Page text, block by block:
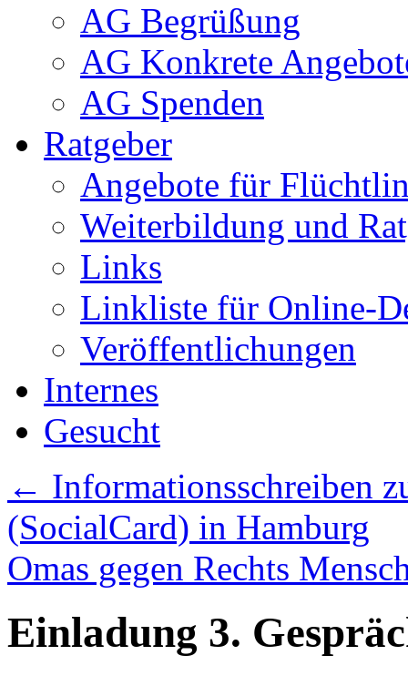
AG Begrüßung
AG Konkrete
AG Spenden
Ratgeber
Angebote für
Weiterbildung und
Links
Linkliste für Online-
Veröffentlichungen
Internes
Gesucht
← Informationsschreiben
(SocialCard) in Hamburg
Omas gegen Rechts
Einladung 3.